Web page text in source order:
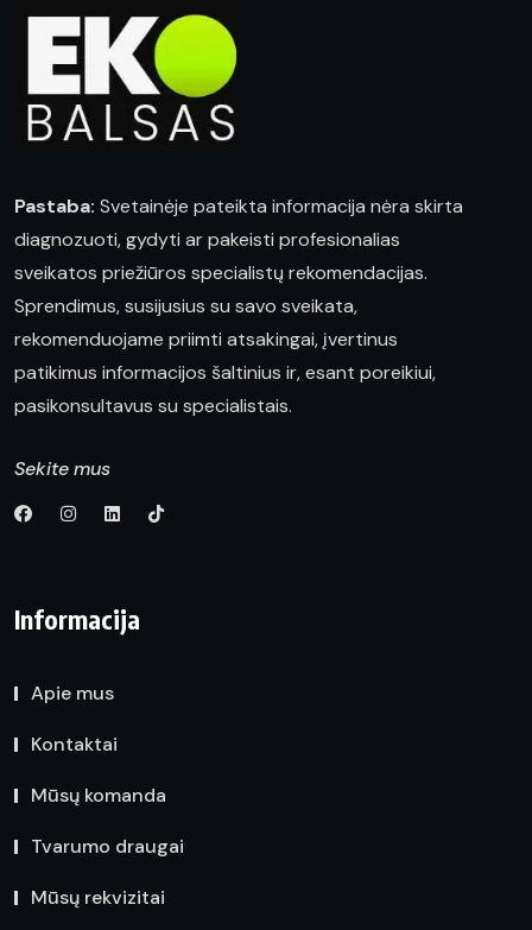
Pastaba: Svetainėje pateikta informacija nėra skirta
diagnozuoti, gydyti ar pakeisti profesionalias
sveikatos priežiūros specialistų rekomendacijas.
Sprendimus, susijusius su savo sveikata,
rekomenduojame priimti atsakingai, įvertinus
patikimus informacijos šaltinius ir, esant poreikiui,
pasikonsultavus su specialistais.
Sekite mus
Informacija
Apie mus
Kontaktai
Mūsų komanda
Tvarumo draugai
Mūsų rekvizitai